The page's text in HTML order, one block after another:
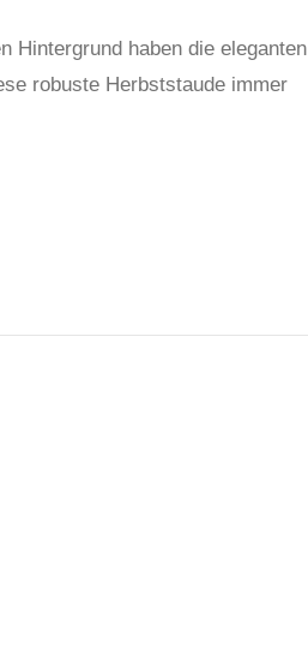
Hintergrund haben die eleganten
robuste Herbststaude immer